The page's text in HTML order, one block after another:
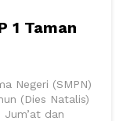
1 Taman
Negeri (SMPN)
(Dies Natalis)
dan